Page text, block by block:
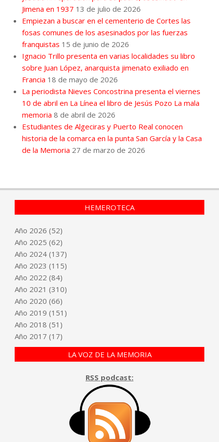
Jimena en 1937 13 de julio de 2026
Empiezan a buscar en el cementerio de Cortes las
fosas comunes de los asesinados por las fuerzas
franquistas 15 de junio de 2026
Ignacio Trillo presenta en varias localidades su libro
sobre Juan López, anarquista jimenato exiliado en
Francia 18 de mayo de 2026
La periodista Nieves Concostrina presenta el viernes
10 de abril en La Línea el libro de Jesús Pozo La mala
memoria 8 de abril de 2026
Estudiantes de Algeciras y Puerto Real conocen
historia de la comarca en la punta San García y la Casa
de la Memoria 27 de marzo de 2026
HEMEROTECA
Año 2026 (52)
Año 2025 (62)
Año 2024 (137)
Año 2023 (115)
Año 2022 (84)
Año 2021 (310)
Año 2020 (66)
Año 2019 (151)
Año 2018 (51)
Año 2017 (17)
LA VOZ DE LA MEMORIA
RSS podcast: